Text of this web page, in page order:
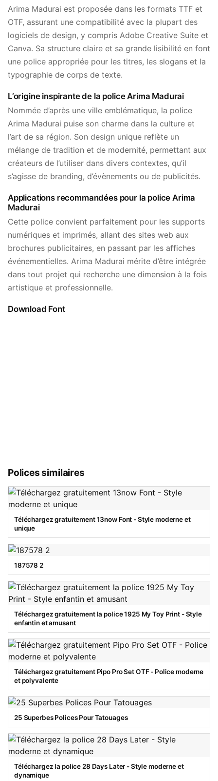
Arima Madurai est proposée dans les formats TTF et
OTF, assurant une compatibilité avec la plupart des
logiciels de design, y compris Adobe Creative Suite et
Canva. Sa structure claire et sa grande lisibilité en font
une police appropriée pour les titres, les slogans et la
typographie de corps de texte.
L’origine inspirante de la police Arima Madurai
Nommée d’après une ville emblématique, la police
Arima Madurai puise son charme dans la culture et
l’art de sa région. Son design unique reflète un
mélange de tradition et de modernité, permettant aux
créateurs de l’utiliser dans divers contextes, qu’il
s’agisse de branding, d’évènements ou de publicités.
Applications recommandées pour la police Arima
Madurai
Cette police convient parfaitement pour les supports
numériques et imprimés, allant des sites web aux
brochures publicitaires, en passant par les affiches
événementielles. Arima Madurai mérite d’être intégrée
dans tout projet qui recherche une dimension à la fois
artistique et professionnelle.
Download Font
Polices similaires
Téléchargez gratuitement 13now Font - Style moderne et
unique
187578 2
Téléchargez gratuitement la police 1925 My Toy Print - Style
enfantin et amusant
Téléchargez gratuitement Pipo Pro Set OTF - Police moderne
et polyvalente
25 Superbes Polices Pour Tatouages
Téléchargez la police 28 Days Later - Style moderne et
dynamique